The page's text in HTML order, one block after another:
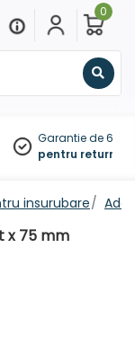
0
Garantie de 60
pentru
insurubare
x 75 mm